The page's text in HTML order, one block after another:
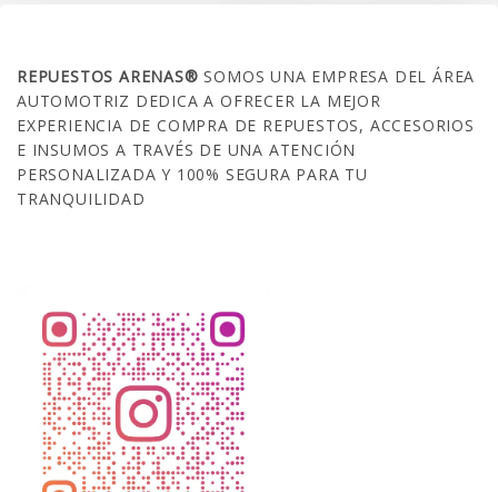
REPUESTOS ARENAS®SOMOS UNA EMPRESA DEL ÁREA
AUTOMOTRIZ DEDICA A OFRECER LA MEJOR
EXPERIENCIA DE COMPRA DE REPUESTOS, ACCESORIOS
E INSUMOS A TRAVÉS DE UNA ATENCIÓN
PERSONALIZADA Y 100% SEGURA PARA TU
TRANQUILIDAD